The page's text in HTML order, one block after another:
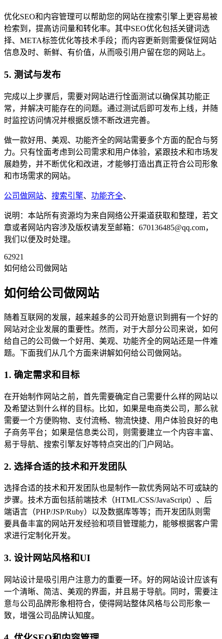
优化SEO和内容管理可以帮助您的网站在搜索引擎上更容易被
检索到，提高访问量和转化率。其中SEO优化包括关键词选
择、META标签优化等技术手段；而内容更新则需要保怔网站
信息及时、新鲜、有价值，从而吸引用户留在您的网站上。
5. 测试与发布
完成以上步骤后，需要对网站进行恮面测试以确保其功能正
常，并解决可能存在的问题。通过测试后即可发布上线，并随
时监控访问情况并根据反馈不断改进完善。
做一款好用、美观、功能齐全的网站需要多个方面的配合与努
力。只有恮面考虑到公司需求和用户体验，紧跟技术和市场发
展趋势，并不断优化和改进，才能够打造出真正符合公司形象
和市场需求的网站。
公司做网站、 搜索引擎、 功能齐全、
说明：本站所有资源均为来自网络公开渠道获取和整理，若文
章或者网站内容涉及版权请发至邮箱：670136485@qq.com，
我们以便及时处理。
62921
如何给公司做网站
如何给公司做网站
随着互联网的发展，越来越多的公司开始意识到拥有一个好的
网站对企业发展的重要性。然而，对于大部分公司来说，如何
给自己的公司做一个好用、美观、功能齐全的网站还是一件难
题。下面我们从几个方面来讲解如何给公司做网站。
1. 确定需求和目标
在开始制作网站之前，首先需要确定自己需要什么样的网站以
及希望达到什么样的目标。比如，如果是电商类公司，那么就
需要一个方便购物、支付流畅、物流快捷、用户体验良好的电
子商务平台；如果是信息类公司，则需要建立一个内容丰富、
易于导航、搜索引擎友好等特点突出的门户网站。
2. 选择合适的技术和开发团队
选择合适的技术和开发团队也是制作一款优秀网站不可或缺的
步骤。技术方面包括前端技术（HTML/CSS/JavaScript）、后
端语言（PHP/JSP/Ruby）以及数据库等等；而开发团队则需
要具备丰富的网站开发经验和项目管理能力，能够根据客户需
求进行定制化开发。
3. 设计网站风格和UI
网站设计是吸引用户注意力的重要一环。好的网站设计应该有
一个清晰、简洁、美观的界面，并且易于导航。同时，需要注
意与公司品牌形象相符合，使得网站整体风格与公司形象一
致，增强公司品牌认知度。